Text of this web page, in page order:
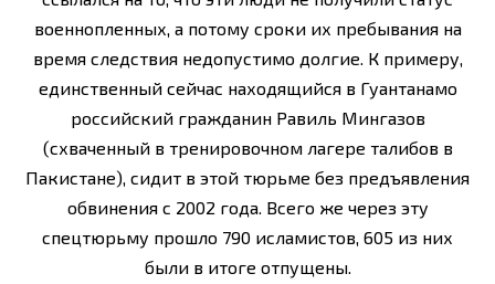
военнопленных, а потому сроки их пребывания на
время следствия недопустимо долгие. К примеру,
единственный сейчас находящийся в Гуантанамо
российский гражданин Равиль Мингазов
(схваченный в тренировочном лагере талибов в
Пакистане), сидит в этой тюрьме без предъявления
обвинения с 2002 года. Всего же через эту
спецтюрьму прошло 790 исламистов, 605 из них
были в итоге отпущены.